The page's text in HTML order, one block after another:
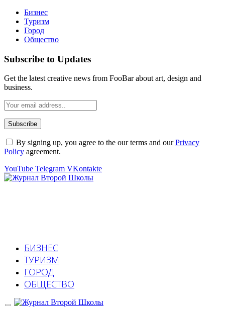
Бизнес
Туризм
Город
Общество
Subscribe to Updates
Get the latest creative news from FooBar about art, design and
business.
By signing up, you agree to the our terms and ourPrivacy
Policy agreement.
YouTube Telegram VKontakte
БИЗНЕС
ТУРИЗМ
ГОРОД
ОБЩЕСТВО